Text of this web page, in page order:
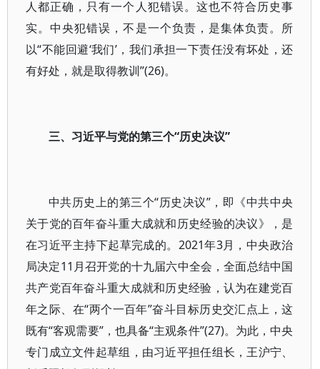
人都正确，只有一个人犯错误。这也不符合历史事
实。中央犯错误，不是一个负责，是集体负责。所
以“不能回避‘我们’，我们承担一下责任没有坏处，还
有好处，就是取得教训”(26)。
三、习近平与党的第三个“历史决议”
中共历史上的第三个“历史决议”，即《中共中央
关于党的百年奋斗重大成就和历史经验的决议》，是
在习近平主持下起草完成的。2021年3月，中央政治
局决定11月召开党的十九届六中全会，全面总结中国
共产党百年奋斗重大成就和历史经验，认为在建党百
年之际、在“两个一百年”奋斗目标历史交汇点上，这
既有“客观需要”，也具备“主观条件”(27)。为此，中央
专门成立文件起草组，由习近平担任组长，王沪宁、